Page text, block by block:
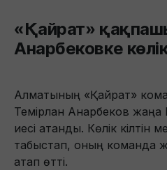
«Қайрат»
Анарбековке
Алматының «Қайрат»
Темірлан Анарбеков жаңа
иесі атанды. Көлік кілтін
табыстап, оның команда
атап өтті.